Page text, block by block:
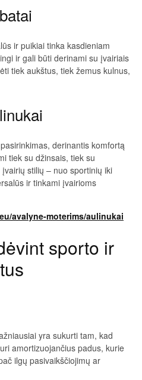
ir puikiai tinka kasdieniam
ir gali būti derinami su įvairiais
tiek aukštus, tiek žemus kulnus,
derinantis komfortą
tiek su džinsais, tiek su
stilių – nuo sportinių iki
ir tinkami įvairioms
avalyne-moterims/aulinukai
sporto ir
yra sukurti tam, kad
amortizuojančius padus, kurie
ilgų pasivaikščiojimų ar